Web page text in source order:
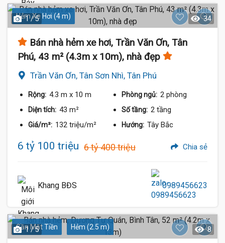
Hẻm Xe Hơi (4 m)
1 / 5 34
Bán nhà hẻm xe hơi, Trần Văn Ơn, Tân
Phú, 43 m² (4.3m x 10m), nhà đẹp
Trần Văn Ơn, Tân Sơn Nhì, Tân Phú
Rộng: 4.3 m x 10 m Phòng ngủ: 2 phòng
Diện tích: 43 m² Số tầng: 2 tầng
Giá/m²: 132 triệu/m² Hướng: Tây Bắc
6 tỷ 100 triệu 6 tỷ 400 triệu Chia sẻ
Khang BĐS 0989456623
Gần Mặt Tiền Hẻm (2.5 m)
1 / 5 8